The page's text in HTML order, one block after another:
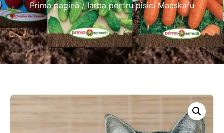
Prima pagină/ Iarba pentru pisici Macskafu